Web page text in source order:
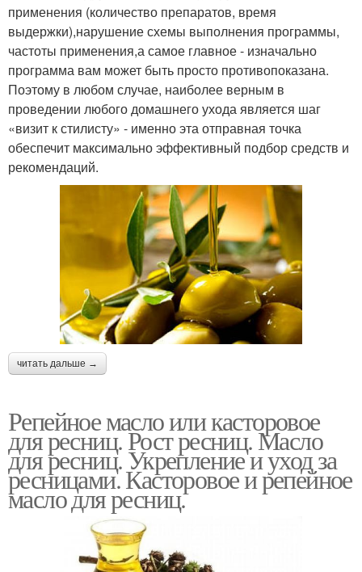
применения (количество препаратов, время
выдержки),нарушение схемы выполнения программы,
частоты применения,а самое главное - изначально
программа вам может быть просто противопоказана.
Поэтому в любом случае, наиболее верным в
проведении любого домашнего ухода является шаг
«визит к стилисту» - именно эта отправная точка
обеспечит максимально эффективный подбор средств и
рекомендаций.
читать дальше →
Репейное масло или касторовое
для ресниц. Рост ресниц. Масло
для ресниц. Укрепление и уход за
ресницами. Касторовое и репейное
масло для ресниц.